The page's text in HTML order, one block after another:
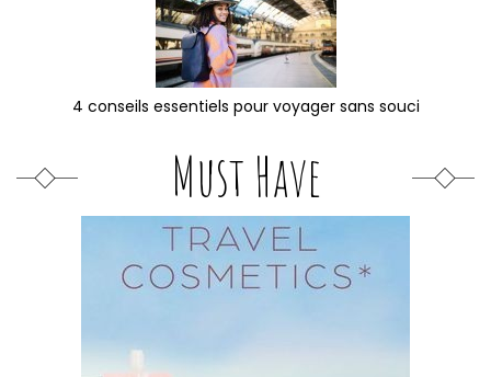
4 conseils essentiels pour voyager sans souci
Must Have